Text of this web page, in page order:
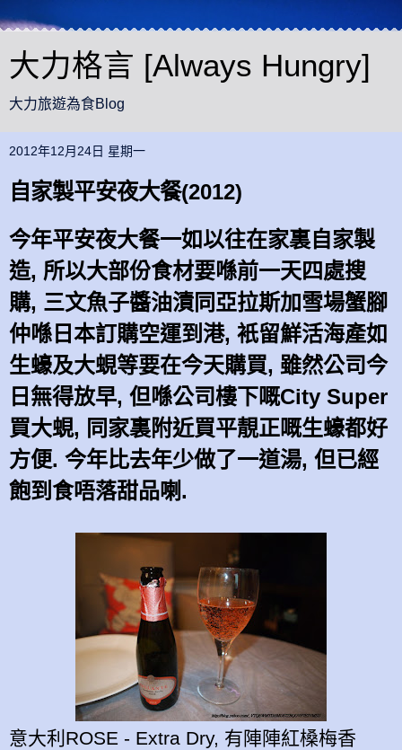
大力格言 [Always Hungry]
大力旅遊為食Blog
2012年12月24日 星期一
自家製平安夜大餐(2012)
今年平安夜大餐一如以往在家裏自家製
造, 所以大部份食材要喺前一天四處搜
購, 三文魚子醬油漬同亞拉斯加雪場蟹腳
仲喺日本訂購空運到港, 衹留鮮活海產如
生蠔及大蜆等要在今天購買, 雖然公司今
日無得放早, 但喺公司樓下嘅City Super
買大蜆, 同家裏附近買平靚正嘅生蠔都好
方便. 今年比去年少做了一道湯, 但已經
飽到食唔落甜品喇.
意大利ROSE - Extra Dry, 有陣陣紅槡梅香